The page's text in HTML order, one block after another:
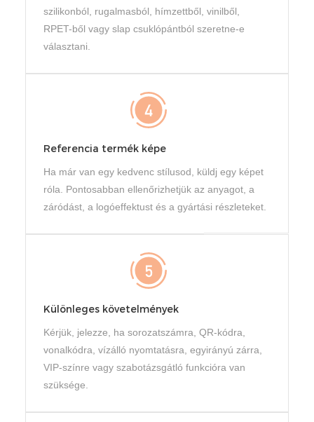
szilikonból, rugalmasból, hímzettből, vinilből,
RPET-ből vagy slap csuklópántból szeretne-e
választani.
Referencia termék képe
Ha már van egy kedvenc stílusod, küldj egy képet
róla. Pontosabban ellenőrizhetjük az anyagot, a
záródást, a logóeffektust és a gyártási részleteket.
Különleges követelmények
Kérjük, jelezze, ha sorozatszámra, QR-kódra,
vonalkódra, vízálló nyomtatásra, egyirányú zárra,
VIP-színre vagy szabotázsgátló funkcióra van
szüksége.